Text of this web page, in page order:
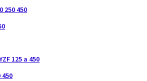
250 450
125 a 450
450